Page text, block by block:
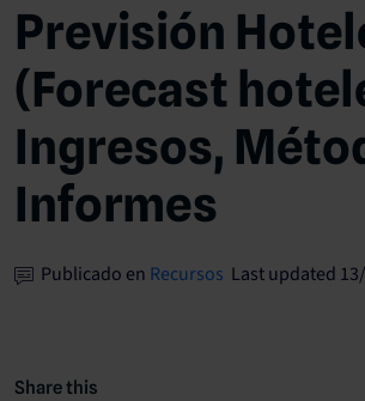
Previsión
(Forecast
Ingresos,
Informes
Publicado en Recursos Last updated
Share this